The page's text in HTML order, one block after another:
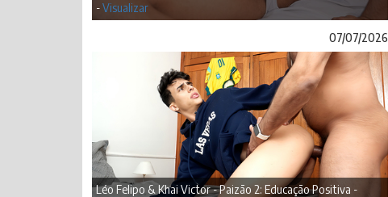
-Visualizar
07/07/2026
Léo Felipo & Khai Victor - Paizão 2: Educação Positiva -